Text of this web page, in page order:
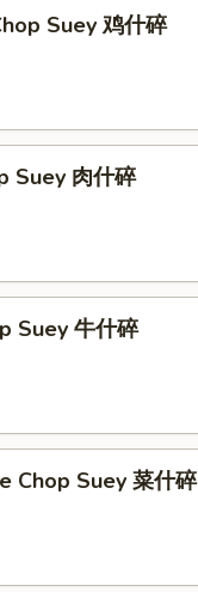
Suey 鸡什碎
Suey 肉什碎
Suey 牛什碎
Chop Suey 菜什碎